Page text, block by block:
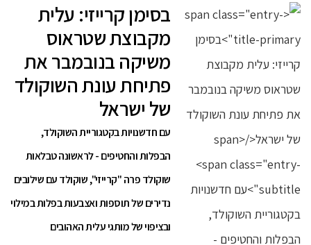
בסימן קרייזי: עלית
מקבוצת שטראוס
משיקה בנובמבר את
פתיחת עונת השוקולד
של ישראל
עם חדשנויות בקטגוריית השוקולד,
הבפלות והחטיפים - לראשונה טבלאות
שוקולד פרה "קרייזי", שוקולד עם שילובים
נדירים של תוספות ואצבעות בפלות במילוי
ובציפוי של מותגי עלית האהובים